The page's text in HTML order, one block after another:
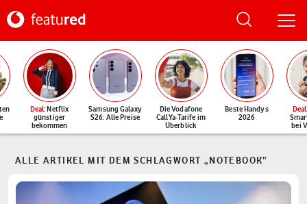
Deal: Netflix
günstiger
bekommen
Samsung Galaxy
S26: Alle Preise
Die Vodafone
CallYa-Tarife im
Überblick
Beste Handys
2026
Deal
bei
ALLE ARTIKEL MIT DEM SCHLAGWORT „NOTEBOOK“